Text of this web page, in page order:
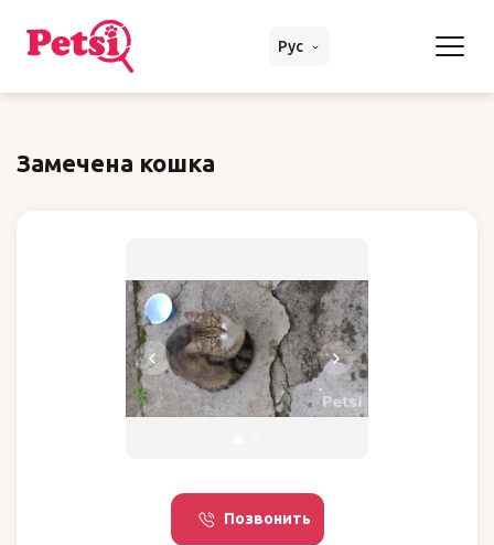
Рус
Замечена кошка
Позвонить